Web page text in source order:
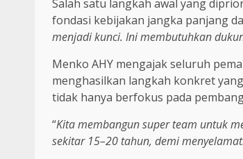
Salah satu langkah awal yang
fondasi kebijakan jangka panjang
menjadi kunci. Ini membutuhkan
Menko AHY mengajak seluruh
menghasilkan langkah konkret
tidak hanya berfokus pada
“Kita membangun super team untuk
sekitar 15–20 tahun, demi